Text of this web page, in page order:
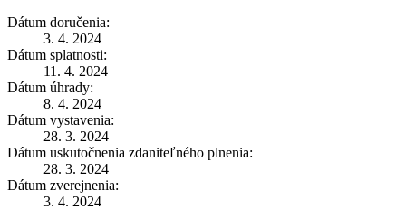
Dátum doručenia:
3. 4. 2024
Dátum splatnosti:
11. 4. 2024
Dátum úhrady:
8. 4. 2024
Dátum vystavenia:
28. 3. 2024
Dátum uskutočnenia zdaniteľného plnenia:
28. 3. 2024
Dátum zverejnenia:
3. 4. 2024